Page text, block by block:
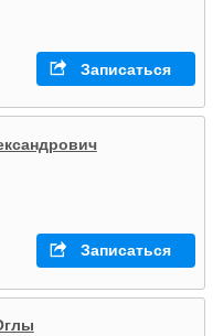
Записаться
Записаться